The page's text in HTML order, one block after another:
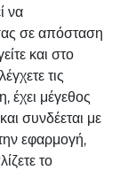
να
σε απόσταση
και στο
τις
έχει μέγεθος
συνδέεται με
εφαρμογή,
το